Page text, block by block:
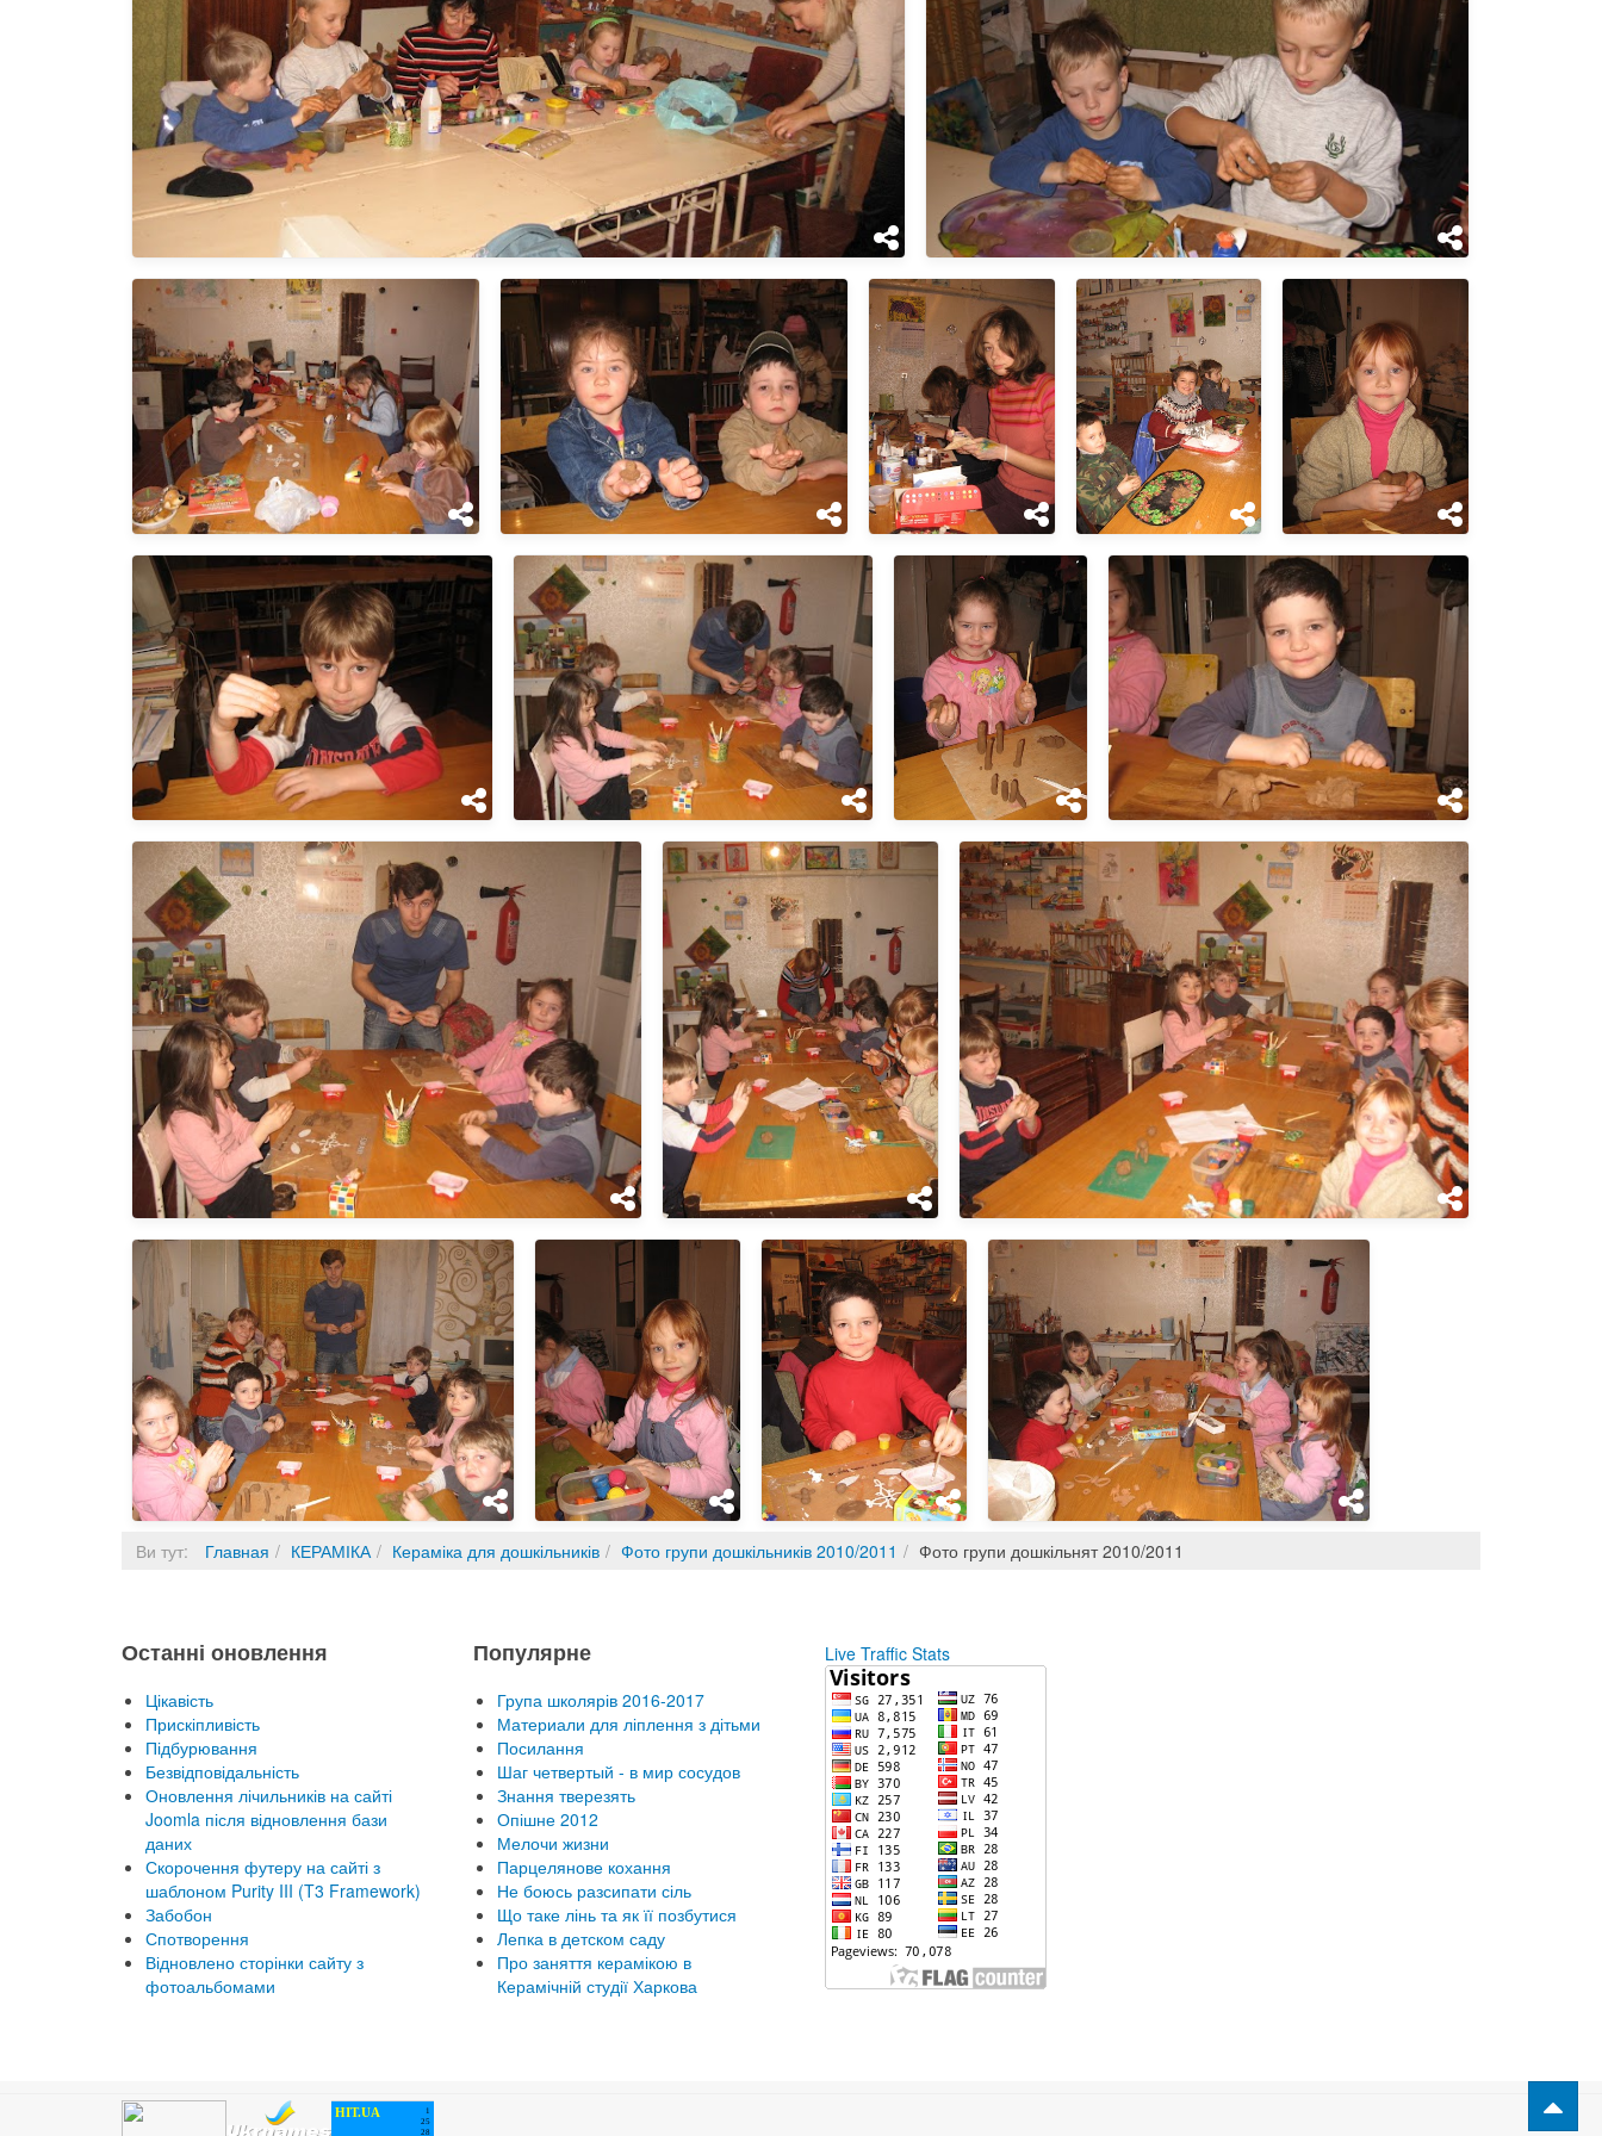
Ви тут: Главная КЕРАМІКА Кераміка для дошкільників Фото групи дошкільників 2010/2011 Фото групи дошкільнят 2010/2011
Останні оновлення
Цікавість
Прискіпливість
Підбурювання
Безвідповідальність
Оновлення лічильників на сайті
Joomla після відновлення бази
даних
Скорочення футеру на сайті з
шаблоном Purity III (T3 Framework)
Забобон
Спотворення
Відновлено сторінки сайту з
фотоальбомами
Популярне
Група школярів 2016-2017
Материали для ліплення з дітьми
Посилання
Шаг четвертый - в мир сосудов
Знання тверезять
Опішне 2012
Мелочи жизни
Парцелянове кохання
Не боюсь разсипати сіль
Що таке лінь та як її позбутися
Лепка в детском саду
Про заняття керамікою в
Керамічній студії Харкова
Live Traffic Stats
HIT.UA
1
25
28